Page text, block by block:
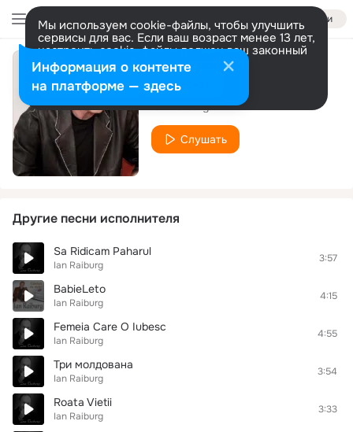
Войти
Мы используем cookie-файлы, чтобы улучшить
сервисы для вас. Если ваш возраст менее 13 лет,
настроить cookie-файлы должен ваш законный
представитель. Больше информации
Разрешить все Настроить
Pentru Barbati
Ian Raiburg
Слушать
Другие песни исполнителя
Sa Ridicam Paharul
Ian Raiburg
3:57
BabieLeto
Ian Raiburg
4:15
Femeia Care O Iubesc
Ian Raiburg
4:55
Три молдована
Ian Raiburg
3:54
Roata Vietii
Ian Raiburg
3:33
Информация о контенте
на платформе — здесь